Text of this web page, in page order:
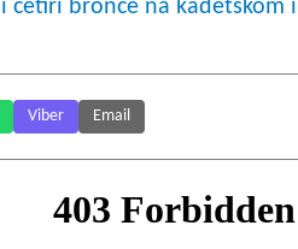
bronce na kadetskom
Viber Email